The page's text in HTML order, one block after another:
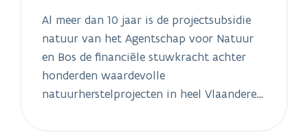
Al meer dan 10 jaar is de projectsubsidie
natuur van het Agentschap voor Natuur
en Bos de financiële stuwkracht achter
honderden waardevolle
natuurherstelprojecten in heel Vlaanderen.
projectoproep 486 goedgekeurde